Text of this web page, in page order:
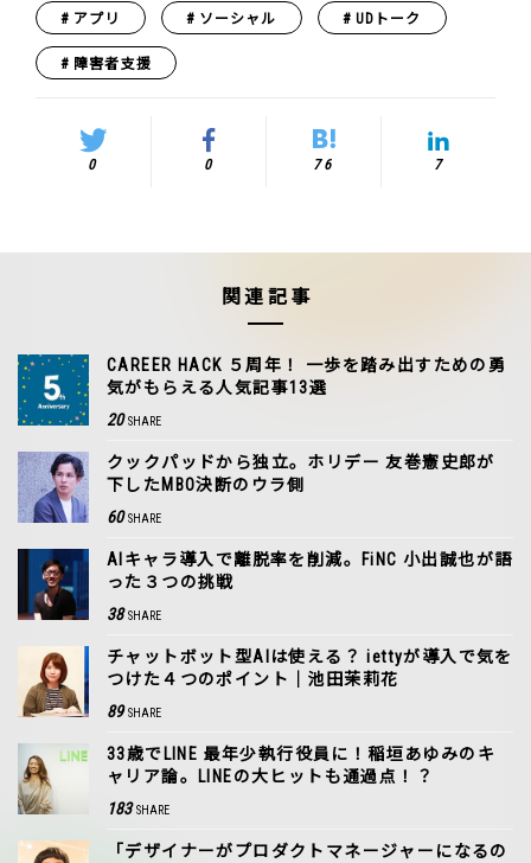
アプリ ソーシャル UDトーク
障害者支援
0 0 76 7
関連記事
CAREER HACK ５周年！ 一歩を踏み出すための勇
気がもらえる人気記事13選
20 SHARE
クックパッドから独立。ホリデー 友巻憲史郎が
下したMBO決断のウラ側
60 SHARE
AIキャラ導入で離脱率を削減。FiNC 小出誠也が語
った３つの挑戦
38 SHARE
チャットボット型AIは使える？ iettyが導入で気を
つけた４つのポイント｜池田茉莉花
89 SHARE
33歳でLINE 最年少執行役員に！稲垣あゆみのキ
ャリア論。LINEの大ヒットも通過点！？
183 SHARE
「デザイナーがプロダクトマネージャーになるの